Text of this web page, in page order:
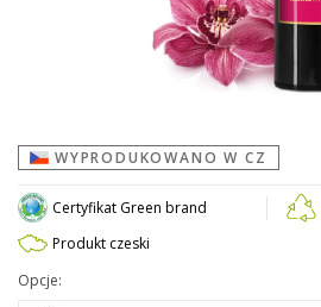
WYPRODUKOWANO W CZ
Certyfikat Green brand
Produkt czeski
Opcje: